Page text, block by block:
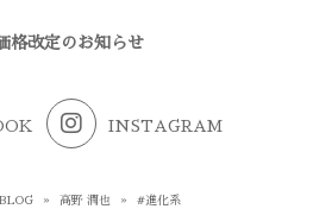
格改定のお知らせ
INSTAGRAM
» 高野 潤也 » #進化系